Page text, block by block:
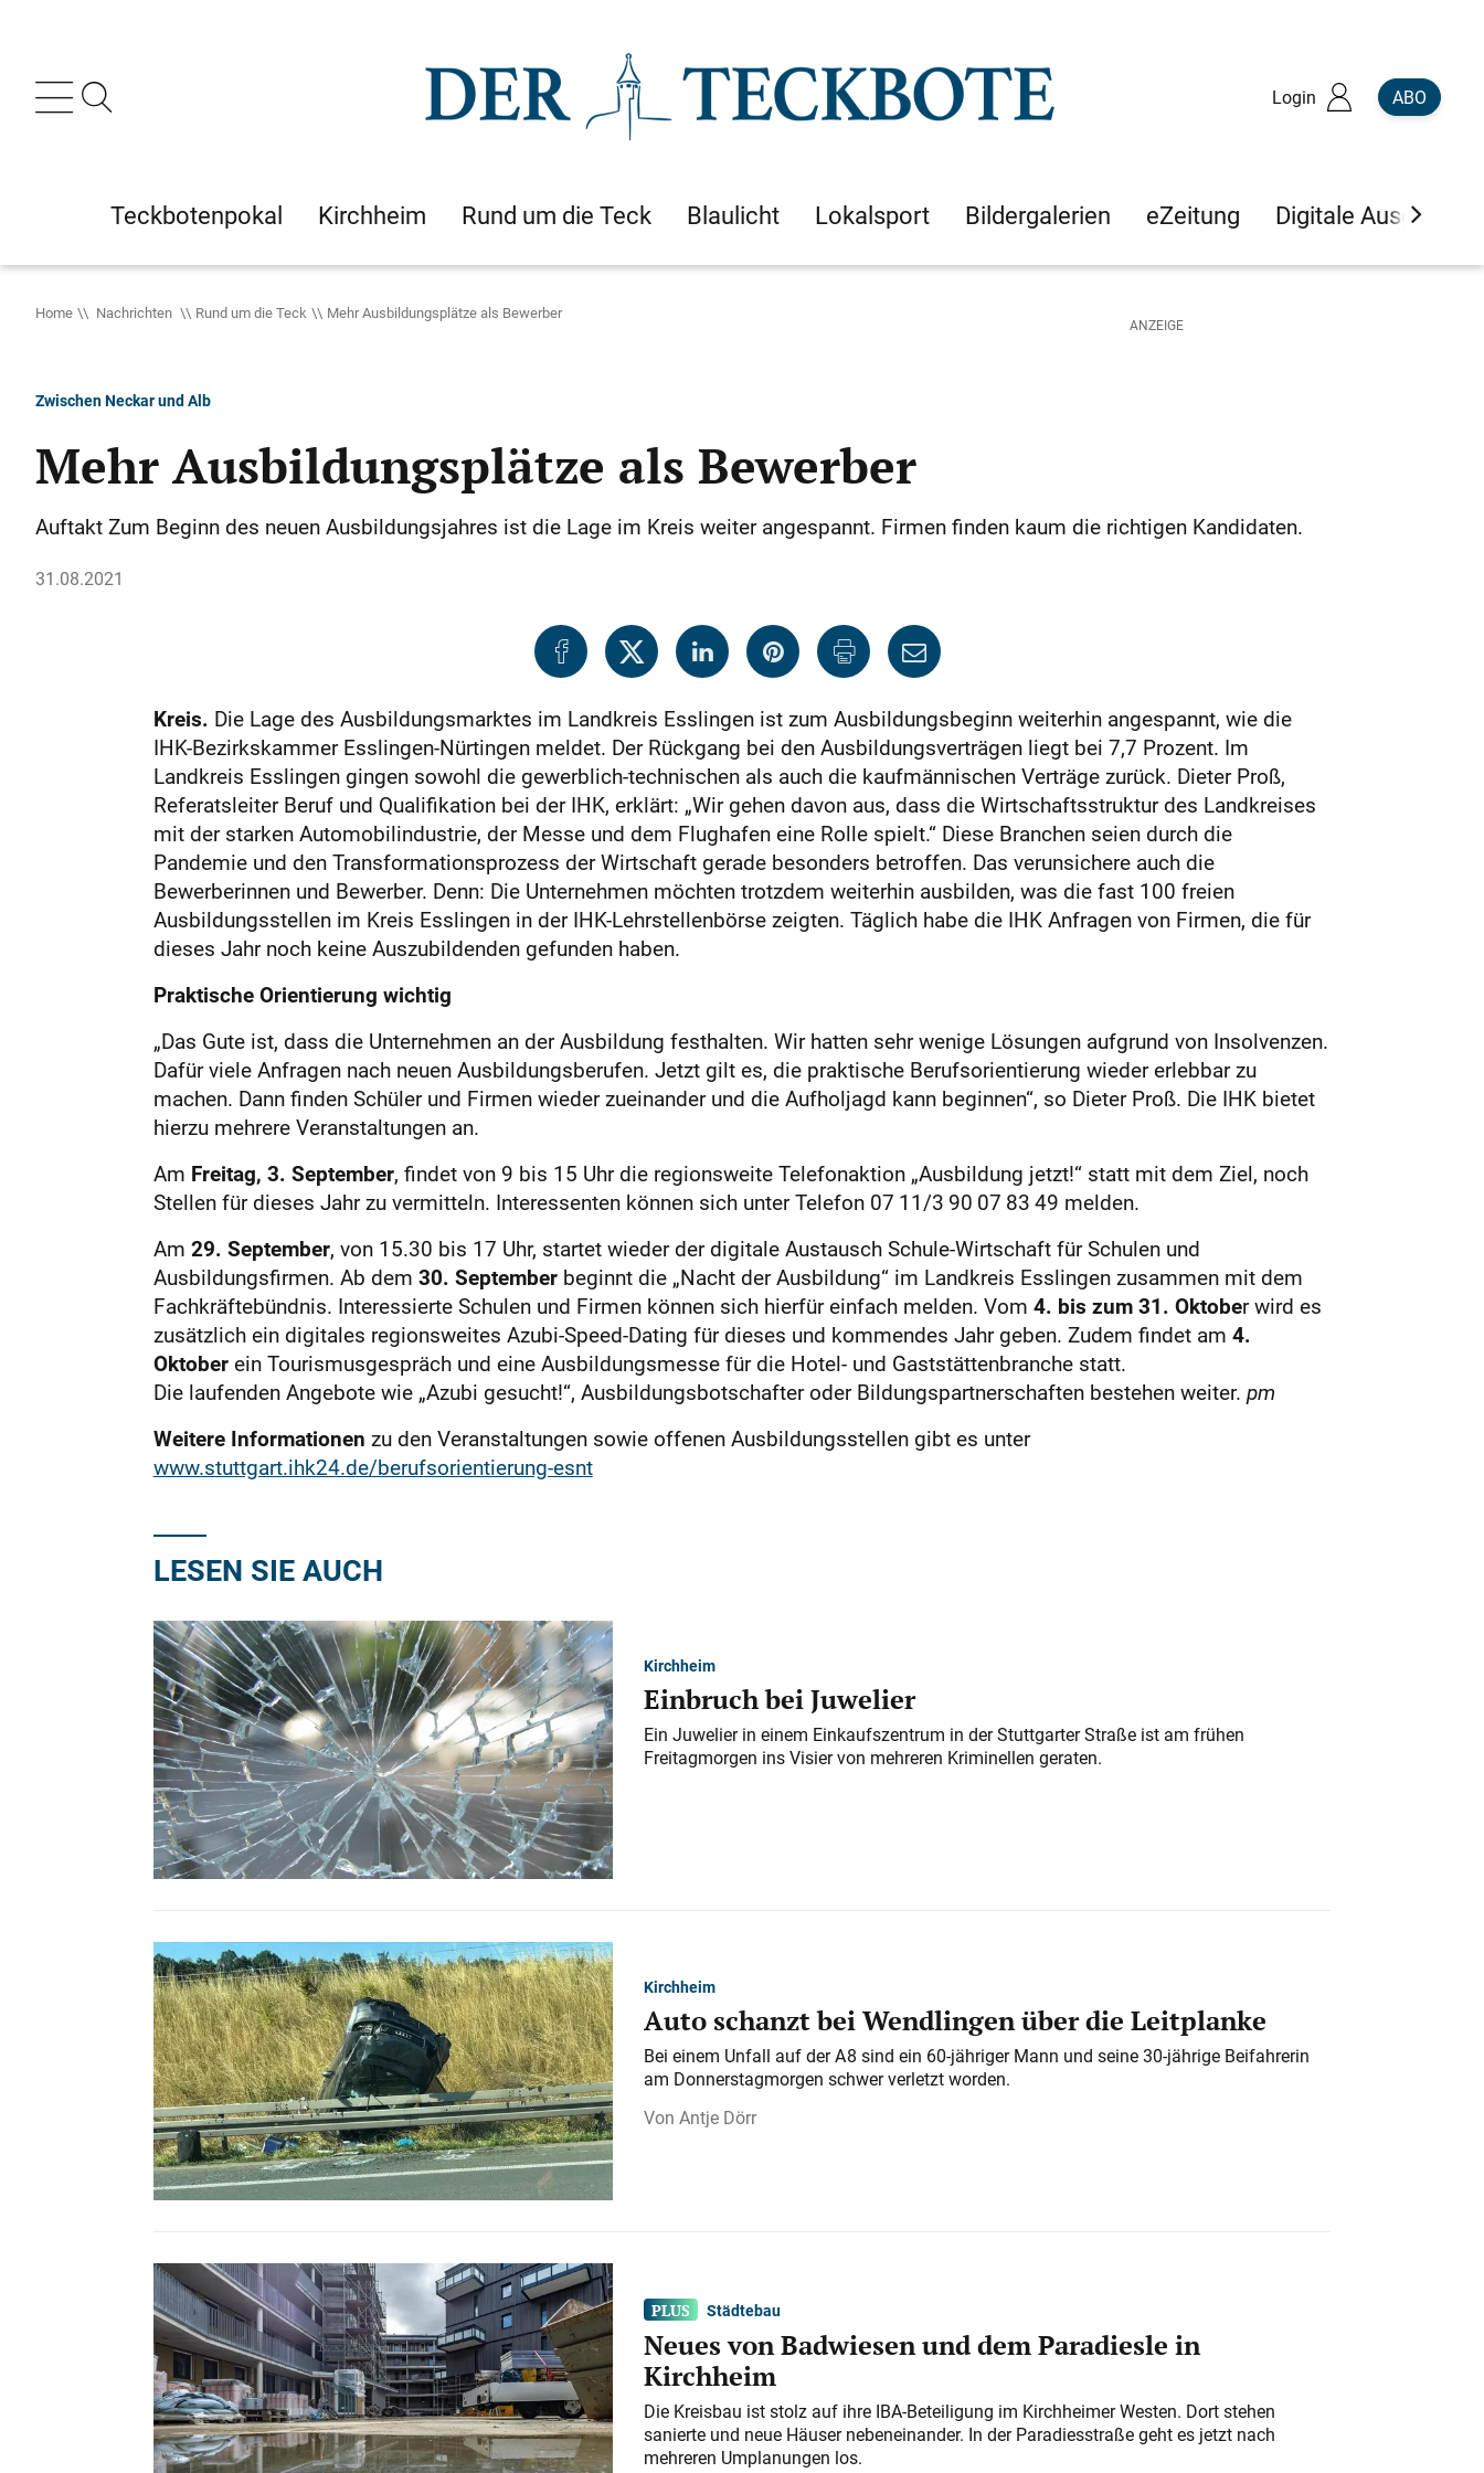
Login ABO
Teckbotenpokal Kirchheim Rund um die Teck Blaulicht Lokalsport Bildergalerien eZeitung Digitale Ausgaben
Home Nachrichten Rund um die Teck Mehr Ausbildungsplätze als Bewerber
Zwischen Neckar und Alb
Mehr Ausbildungsplätze als Bewerber
Auftakt Zum Beginn des neuen Ausbildungsjahres ist die Lage im Kreis weiter angespannt. Firmen finden kaum die richtigen Kandidaten.
31.08.2021
Kreis. Die Lage des Ausbildungsmarktes im Landkreis Esslingen ist zum Ausbildungsbeginn weiterhin angespannt, wie die
IHK-Bezirkskammer Esslingen-Nürtingen meldet. Der Rückgang bei den Ausbildungsverträgen liegt bei 7,7 Prozent. Im
Landkreis Esslingen gingen sowohl die gewerblich-technischen als auch die kaufmännischen Verträge zurück. Dieter Proß,
Referatsleiter Beruf und Qualifikation bei der IHK, erklärt: „Wir gehen davon aus, dass die Wirtschaftsstruktur des Landkreises
mit der starken Automobilindustrie, der Messe und dem Flughafen eine Rolle spielt.“ Diese Branchen seien durch die
Pandemie und den Transformationsprozess der Wirtschaft gerade besonders betroffen. Das verunsichere auch die
Bewerberinnen und Bewerber. Denn: Die Unternehmen möchten trotzdem weiterhin ausbilden, was die fast 100 freien
Ausbildungsstellen im Kreis Esslingen in der IHK-Lehrstellenbörse zeigten. Täglich habe die IHK Anfragen von Firmen, die für
dieses Jahr noch keine Auszubildenden gefunden haben.
Praktische Orientierung wichtig
„Das Gute ist, dass die Unternehmen an der Ausbildung festhalten. Wir hatten sehr wenige Lösungen aufgrund von Insolvenzen.
Dafür viele Anfragen nach neuen Ausbildungsberufen. Jetzt gilt es, die praktische Berufsorientierung wieder erlebbar zu
machen. Dann finden Schüler und Firmen wieder zueinander und die Aufholjagd kann beginnen“, so Dieter Proß. Die IHK bietet
hierzu mehrere Veranstaltungen an.
Am Freitag, 3. September, findet von 9 bis 15 Uhr die regionsweite Telefonaktion „Ausbildung jetzt!“ statt mit dem Ziel, noch
Stellen für dieses Jahr zu vermitteln. Interessenten können sich unter Telefon 07 11/3 90 07 83 49 melden.
Am 29. September, von 15.30 bis 17 Uhr, startet wieder der digitale Austausch Schule-Wirtschaft für Schulen und
Ausbildungsfirmen. Ab dem 30. Septemberbeginnt die „Nacht der Ausbildung“ im Landkreis Esslingen zusammen mit dem
Fachkräftebündnis. Interessierte Schulen und Firmen können sich hierfür einfach melden. Vom 4. bis zum 31. Oktober wird es
zusätzlich ein digitales regionsweites Azubi-Speed-Dating für dieses und kommendes Jahr geben. Zudem findet am 4.
Oktoberein Tourismusgespräch und eine Ausbildungsmesse für die Hotel- und Gaststättenbranche statt.
Die laufenden Angebote wie „Azubi gesucht!“, Ausbildungsbotschafter oder Bildungspartnerschaften bestehen weiter. pm
Weitere Informationen zu den Veranstaltungen sowie offenen ­Ausbildungsstellen gibt es unter
www.stuttgart.ihk24.de/berufsorientierung-esnt
LESEN SIE AUCH
Kirchheim
Einbruch bei Juwelier
Ein Juwelier in einem Einkaufszentrum in der Stuttgarter Straße ist am frühen
Freitagmorgen ins Visier von mehreren Kriminellen geraten.
Kirchheim
Auto schanzt bei Wendlingen über die Leitplanke
Bei einem Unfall auf der A 8 sind ein 60-jähriger Mann und seine 30-jährige Beifahrerin
am Donnerstagmorgen schwer verletzt worden.
Antje Dörr
Städtebau
Neues von Badwiesen und dem Paradiesle in
Kirchheim
Die Kreisbau ist stolz auf ihre IBA-Beteiligung im Kirchheimer Westen. Dort stehen
sanierte und neue Häuser nebeneinander. In der Paradiesstraße geht es jetzt nach
mehreren Umplanungen los.